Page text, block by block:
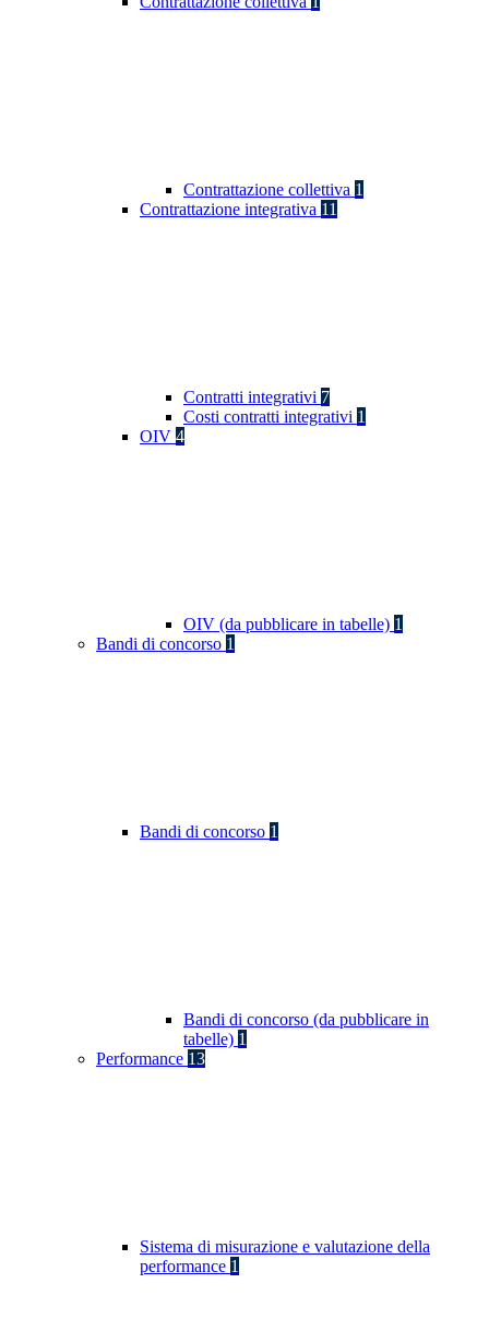
Contrattazione collettiva 1
Contrattazione integrativa 11
Contratti integrativi 7
Costi contratti integrativi 1
OIV 4
OIV (da pubblicare in tabelle) 1
Bandi di concorso 1
Bandi di concorso 1
Bandi di concorso (da pubblicare in
tabelle) 1
Performance 13
Sistema di misurazione e valutazione della
performance 1